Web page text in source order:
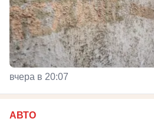
вчера в 20:07
АВТО